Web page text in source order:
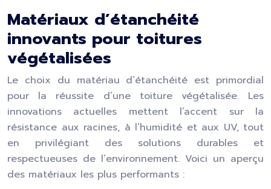
Matériaux d’étanchéité
innovants pour toitures
végétalisées
Le choix du matériau d’étanchéité est primordial
pour la réussite d’une toiture végétalisée. Les
innovations actuelles mettent l’accent sur la
résistance aux racines, à l’humidité et aux UV, tout
en privilégiant des solutions durables et
respectueuses de l’environnement. Voici un aperçu
des matériaux les plus performants :